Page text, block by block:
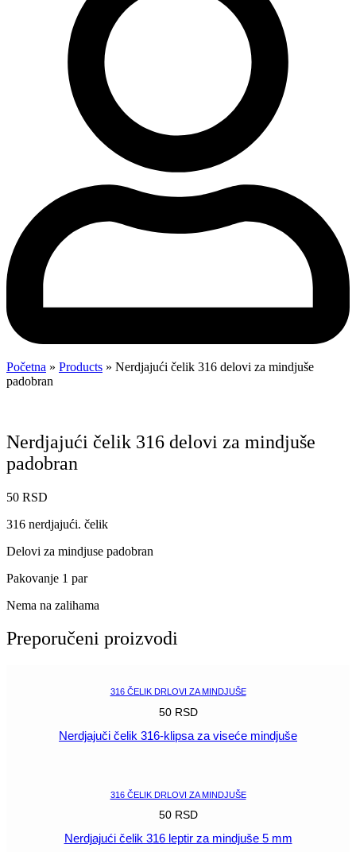
Početna » Products » Nerdjajući čelik 316 delovi za mindjuše
padobran
Nerdjajući čelik 316 delovi za mindjuše
padobran
50 RSD
316 nerdjajući. čelik
Delovi za mindjuse padobran
Pakovanje 1 par
Nema na zalihama
Preporučeni proizvodi
316 ČELIK DRLOVI ZA MINDJUŠE
50 RSD
Nerdjajuči čelik 316-klipsa za viseće mindjuše
316 ČELIK DRLOVI ZA MINDJUŠE
50 RSD
Nerdjajući čelik 316 leptir za mindjuše 5 mm